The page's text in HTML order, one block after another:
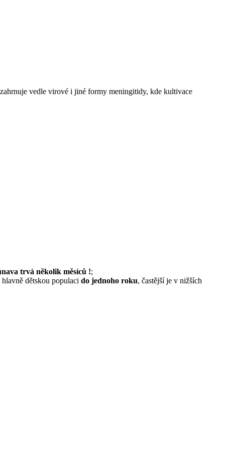
vedle virové i jiné formy meningitidy, kde kultivace
trvá několik měsíců !;
dětskou populaci do jednoho roku, častější je v nižších